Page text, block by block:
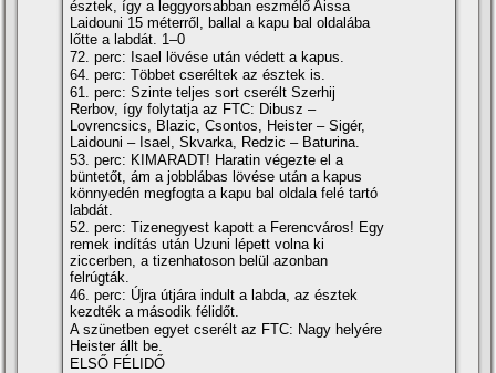
észtek, így a leggyorsabban eszmélő Aissa
Laidouni 15 méterről, ballal a kapu bal oldalába
lőtte a labdát. 1–0
72. perc: Isael lövése után védett a kapus.
64. perc: Többet cseréltek az észtek is.
61. perc: Szinte teljes sort cserélt Szerhij
Rerbov, így folytatja az FTC: Dibusz –
Lovrencsics, Blazic, Csontos, Heister – Sigér,
Laidouni – Isael, Skvarka, Redzic – Baturina.
53. perc: KIMARADT! Haratin végezte el a
büntetőt, ám a jobblábas lövése után a kapus
könnyedén megfogta a kapu bal oldala felé tartó
labdát.
52. perc: Tizenegyest kapott a Ferencváros! Egy
remek indítás után Uzuni lépett volna ki
ziccerben, a tizenhatoson belül azonban
felrúgták.
46. perc: Újra útjára indult a labda, az észtek
kezdték a második félidőt.
A szünetben egyet cserélt az FTC: Nagy helyére
Heister állt be.
ELSŐ FÉLIDŐ